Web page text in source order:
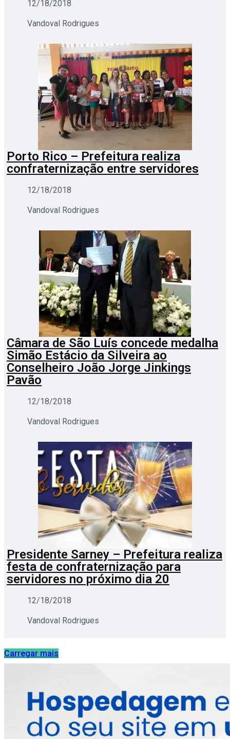
12/18/2018
Vandoval Rodrigues
Porto Rico – Prefeitura realiza
confraternização entre servidores
12/18/2018
Vandoval Rodrigues
Câmara de São Luís concede medalha
Simão Estácio da Silveira ao
Conselheiro João Jorge Jinkings
Pavão
12/18/2018
Vandoval Rodrigues
Presidente Sarney – Prefeitura realiza
festa de confraternização para
servidores no próximo dia 20
12/18/2018
Vandoval Rodrigues
Carregar mais